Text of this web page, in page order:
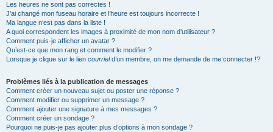
Les heures ne sont pas correctes !
J’ai changé mon fuseau horaire et l’heure est toujours incorrecte !
Ma langue n’est pas dans la liste !
A quoi correspondent les images à proximité de mon nom d’utilisateur ?
Comment puis-je afficher un avatar ?
Qu’est-ce que mon rang et comment le modifier ?
Lorsque je clique sur le lien courrield’un membre, on me demande de me connecter !?
Problèmes liés à la publication de messages
Comment créer un nouveau sujet ou poster une réponse ?
Comment modifier ou supprimer un message ?
Comment ajouter une signature à mes messages ?
Comment créer un sondage ?
Pourquoi ne puis-je pas ajouter plus d’options à mon sondage ?